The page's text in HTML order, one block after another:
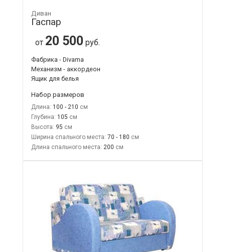
Диван
Гаспар
от 20 500 руб.
Фабрика - Divama
Механизм - аккордеон
Ящик для белья
Набор размеров
Длина: 100 - 210
Глубина: 105
Высота: 95
Ширина спального места: 70 - 180
Длина спального места: 200